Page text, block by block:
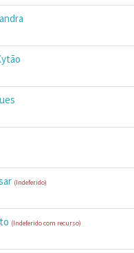
(Indeferido)
(Indeferido com recurso)